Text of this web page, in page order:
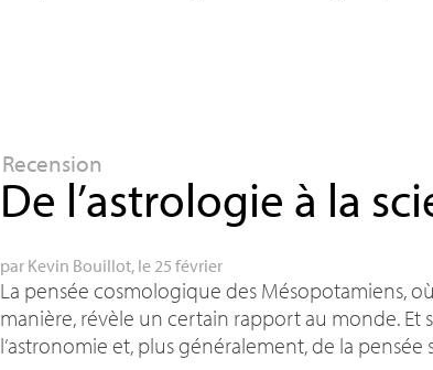
Recension
De l’astrologie à la
par Kevin Bouillot, le 25 février
La pensée cosmologique des Mésopotamiens,
manière, révèle un certain rapport au monde. Et
l’astronomie et, plus généralement, de la